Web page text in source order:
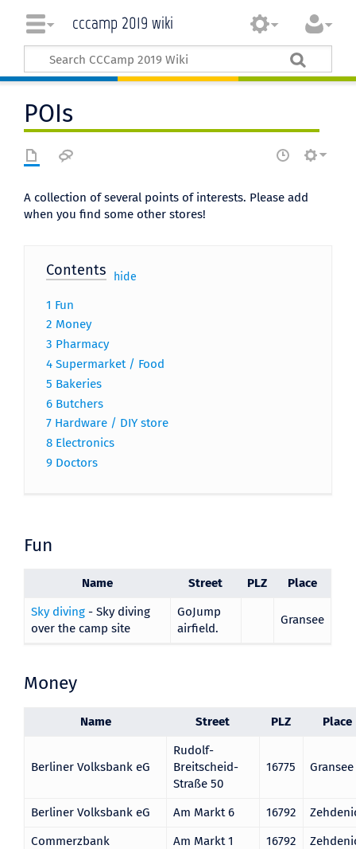
cccamp 2019 wiki
POIs
A collection of several points of interests. Please add
when you find some other stores!
Contents[ hide
1 Fun
2 Money
3 Pharmacy
4 Supermarket / Food
5 Bakeries
6 Butchers
7 Hardware / DIY store
8 Electronics
9 Doctors
Fun
Name Street PLZ
Place
Sky diving- Sky diving
over the camp site
GoJump
airfield.
Gransee
Money
Name Street PLZ Place
Berliner Volksbank eG
Rudolf-
Breitscheid-
Straße 50
16775 Gransee
Berliner Volksbank eG Am Markt 6 16792
Commerzbank
Am Markt 1 16792